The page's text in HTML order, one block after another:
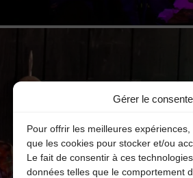
Gérer le
Pour offrir les meilleures
que les cookies pour stocker et/ou
Le fait de consentir à ces
données telles que le comportement